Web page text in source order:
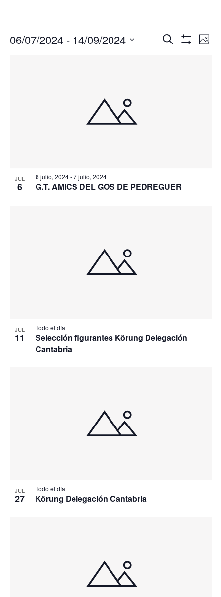
Buscar
de
Foto
06/07/2024 - 14/09/2024
JUL
6
6 julio, 2024-7 julio, 2024
G.T. AMICS DEL GOS DE PEDREGUER
JUL
11
Todo el día
Selección figurantes Körung Delegación
Cantabria
JUL
27
Todo el día
Körung Delegación Cantabria